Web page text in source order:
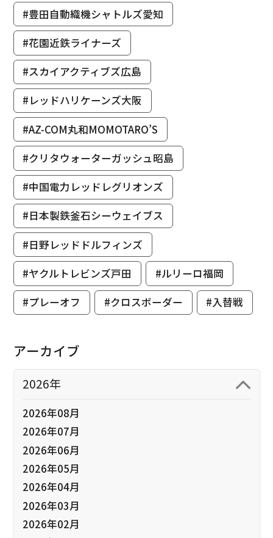
#豊田自動織機シャトルズ愛知
#花園近鉄ライナーズ
#スカイアクティブズ広島
#レッドハリケーンズ大阪
#AZ-COM丸和MOMOTARO’S
#クリタウォーターガッシュ昭島
#中国電力レッドレグリオンズ
#日本製鉄釜石シーウェイブス
#日野レッドドルフィンズ
#ヤクルトレビンズ戸田
#ルリーロ福岡
#プレーオフ
#クロスボーダー #入替戦
アーカイブ
2026年
2026年08月
2026年07月
2026年06月
2026年05月
2026年04月
2026年03月
2026年02月